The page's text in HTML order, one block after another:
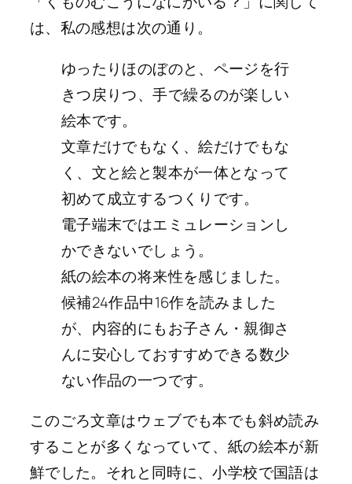
は、私の感想は次の通り。
ゆったりほのぼのと、ページを行
きつ戻りつ、手で繰るのが楽しい
絵本です。
文章だけでもなく、絵だけでもな
く、文と絵と製本が一体となって
初めて成立するつくりです。
電子端末ではエミュレーションし
かできないでしょう。
紙の絵本の将来性を感じました。
候補24作品中16作を読みました
が、内容的にもお子さん・親御さ
んに安心しておすすめできる数少
ない作品の一つです。
このごろ文章はウェブでも本でも斜め読み
することが多くなっていて、紙の絵本が新
鮮でした。それと同時に、小学校で国語は